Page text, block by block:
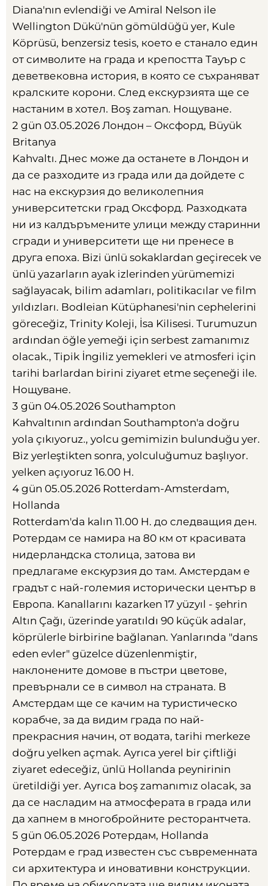
Diana'nın evlendiği ve Amiral Nelson ile
Wellington Dükü'nün gömüldüğü yer, Kule
Köprüsü, benzersiz tesis, което е станало един
от символите на града и крепостта Тауър с
деветвековна история, в която се съхраняват
кралските корони. След екскурзията ще се
настаним в хотел. Boş zaman. Нощуване.
2 gün 03.05.2026 Лондон – Оксфорд, Büyük
Britanya
Kahvaltı. Днес може да останете в Лондон и
да се разходите из града или да дойдете с
нас на екскурзия до великолепния
университетски град Оксфорд. Разходката
ни из калдъръмените улици между старинни
сгради и университети ще ни пренесе в
друга епоха. Bizi ünlü sokaklardan geçirecek ve
ünlü yazarların ayak izlerinden yürümemizi
sağlayacak, bilim adamları, politikacılar ve film
yıldızları. Bodleian Kütüphanesi'nin cephelerini
göreceğiz, Trinity Koleji, İsa Kilisesi. Turumuzun
ardından öğle yemeği için serbest zamanımız
olacak., Tipik İngiliz yemekleri ve atmosferi için
tarihi barlardan birini ziyaret etme seçeneği ile.
Нощуване.
3 gün 04.05.2026 Southampton
Kahvaltının ardından Southampton'a doğru
yola çıkıyoruz., yolcu gemimizin bulunduğu yer.
Biz yerleştikten sonra, yolculuğumuz başlıyor.
yelken açıyoruz 16.00 H.
4 gün 05.05.2026 Rotterdam-Amsterdam,
Hollanda
Rotterdam'da kalın 11.00 H. до следващия ден.
Ротердам се намира на 80 км от красивата
нидерландска столица, затова ви
предлагаме екскурзия до там. Амстердам е
градът с най-големия исторически център в
Европа. Kanallarını kazarken 17 yüzyıl - şehrin
Altın Çağı, üzerinde yaratıldı 90 küçük adalar,
köprülerle birbirine bağlanan. Yanlarında "dans
eden evler" güzelce düzenlenmiştir,
наклонените домове в пъстри цветове,
превърнали се в символ на страната. В
Амстердам ще се качим на туристическо
корабче, за да видим града по най-
прекрасния начин, от водата, tarihi merkeze
doğru yelken açmak. Ayrıca yerel bir çiftliği
ziyaret edeceğiz, ünlü Hollanda peynirinin
üretildiği yer. Ayrıca boş zamanımız olacak, за
да се насладим на атмосферата в града или
да хапнем в многобройните ресторантчета.
5 gün 06.05.2026 Ротердам, Hollanda
Ротердам е град известен със съвременната
си архитектура и иновативни конструкции.